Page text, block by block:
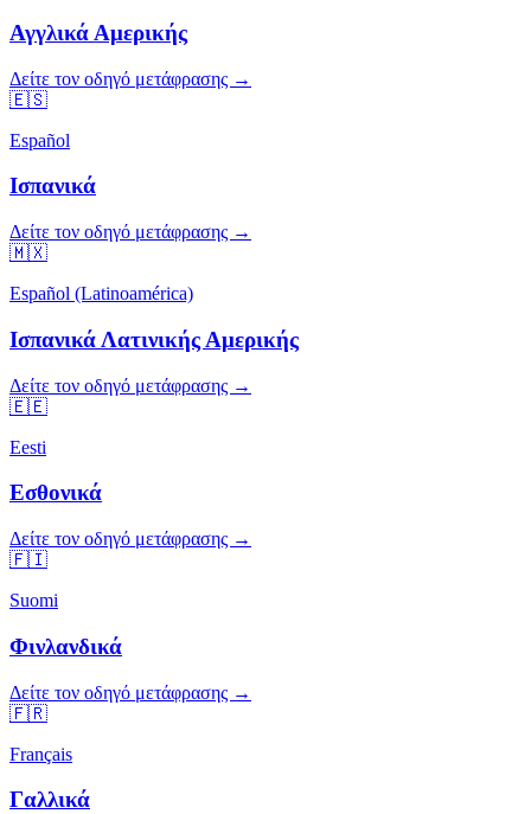
Αγγλικά Αμερικής
Δείτε τον οδηγό μετάφρασης →
🇪🇸
Español
Ισπανικά
Δείτε τον οδηγό μετάφρασης →
🇲🇽
Español (Latinoamérica)
Ισπανικά Λατινικής Αμερικής
Δείτε τον οδηγό μετάφρασης →
🇪🇪
Eesti
Εσθονικά
Δείτε τον οδηγό μετάφρασης →
🇫🇮
Suomi
Φινλανδικά
Δείτε τον οδηγό μετάφρασης →
🇫🇷
Français
Γαλλικά